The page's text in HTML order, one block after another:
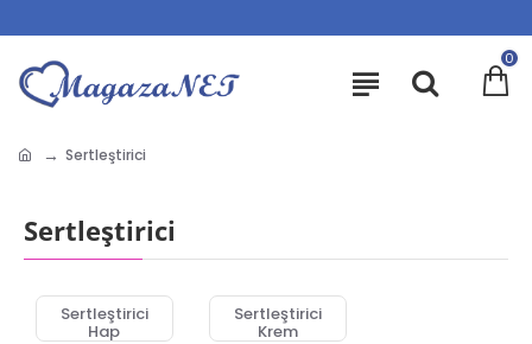
0
Sertleştirici
Sertleştirici
Sertleştirici
Hap
Sertleştirici
Krem